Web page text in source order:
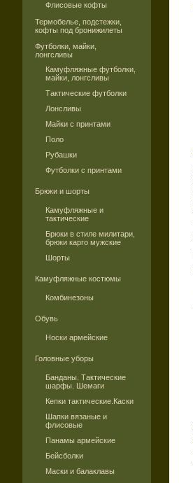
Флисовые кофты
Термобелье, подстежки,
кофты под бронижилеты
Футболки, майки,
лонгсливы
Камуфляжные футболки,
майки, лонгсливы
Тактические футболки
Лонсливы
Майки с принтами
Поло
Рубашки
Футболки с принтами
Брюки и шорты
Камуфляжные и
тактические
Брюки в стиле милитари,
брюки карго мужские
Шорты
Камуфляжные костюмы
Комбинезоны
Обувь
Носки армейские
Головные уборы
Банданы. Тактические
шарфы. Шемаги
Кепки тактические.Каски
Шапки вязаные и
флисовые
Панамы армейские
Бейсболки
Маски и балаклавы